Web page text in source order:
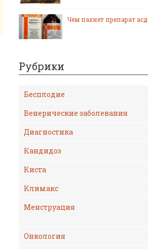
Чем пахнет препарат асд
Рубрики
Бесплодие
Венерические заболевания
Диагностика
Кандидоз
Киста
Климакс
Менструация
Онкология